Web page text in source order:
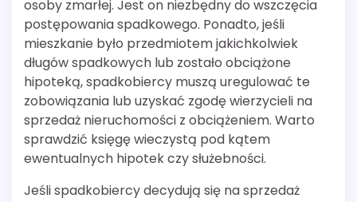
osoby zmarłej. Jest on niezbędny do wszczęcia
postępowania spadkowego. Ponadto, jeśli
mieszkanie było przedmiotem jakichkolwiek
długów spadkowych lub zostało obciążone
hipoteką, spadkobiercy muszą uregulować te
zobowiązania lub uzyskać zgodę wierzycieli na
sprzedaż nieruchomości z obciążeniem. Warto
sprawdzić księgę wieczystą pod kątem
ewentualnych hipotek czy służebności.
Jeśli spadkobiercy decydują się na sprzedaż